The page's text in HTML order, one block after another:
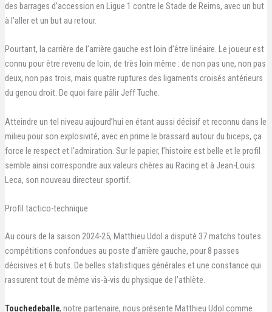
des barrages d’accession en Ligue 1 contre le Stade de Reims, avec un but
à l’aller et un but au retour.
Pourtant, la carrière de l’arrière gauche est loin d’être linéaire. Le joueur est
connu pour être revenu de loin, de très loin même : de non pas une, non pas
deux, non pas trois, mais quatre ruptures des ligaments croisés antérieurs
du genou droit. De quoi faire pâlir Jeff Tuche.
Atteindre un tel niveau aujourd’hui en étant aussi décisif et reconnu dans le
milieu pour son explosivité, avec en prime le brassard autour du biceps, ça
force le respect et l’admiration. Sur le papier, l’histoire est belle et le profil
semble ainsi correspondre aux valeurs chères au Racing et à Jean-Louis
Leca, son nouveau directeur sportif.
Profil tactico-technique
Au cours de la saison 2024-25, Matthieu Udol a disputé 37 matchs toutes
compétitions confondues au poste d’arrière gauche, pour 8 passes
décisives et 6 buts. De belles statistiques générales et une constance qui
rassurent tout de même vis-à-vis du physique de l’athlète.
Touchedeballe, notre partenaire, nous présente Matthieu Udol comme